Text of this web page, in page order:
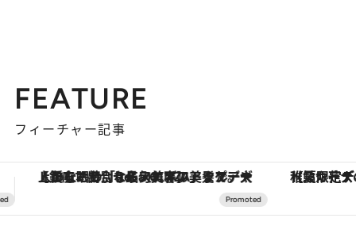
FEATURE
フィーチャー記事
【夏限定ディナーコース】旬を迎える稚鮎や花ズッキーニなどをイタリア・トスカーナの郷土料理の手法で満喫！